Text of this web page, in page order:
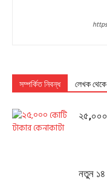
সম্পর্কিত নিবন্ধ লেখক
২৫,০০০
নতুন ১৪